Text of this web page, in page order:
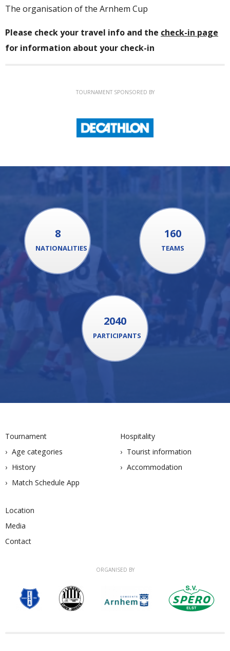
The organisation of the Arnhem Cup
Please check your travel info and the check-in page
for information about your check-in
TOURNAMENT SPONSORED BY
8
NATIONALITIES
160
TEAMS
2040
PARTICIPANTS
Tournament
Age categories
History
Match Schedule App
Hospitality
Tourist information
Accommodation
Location
Media
Contact
ORGANISED BY